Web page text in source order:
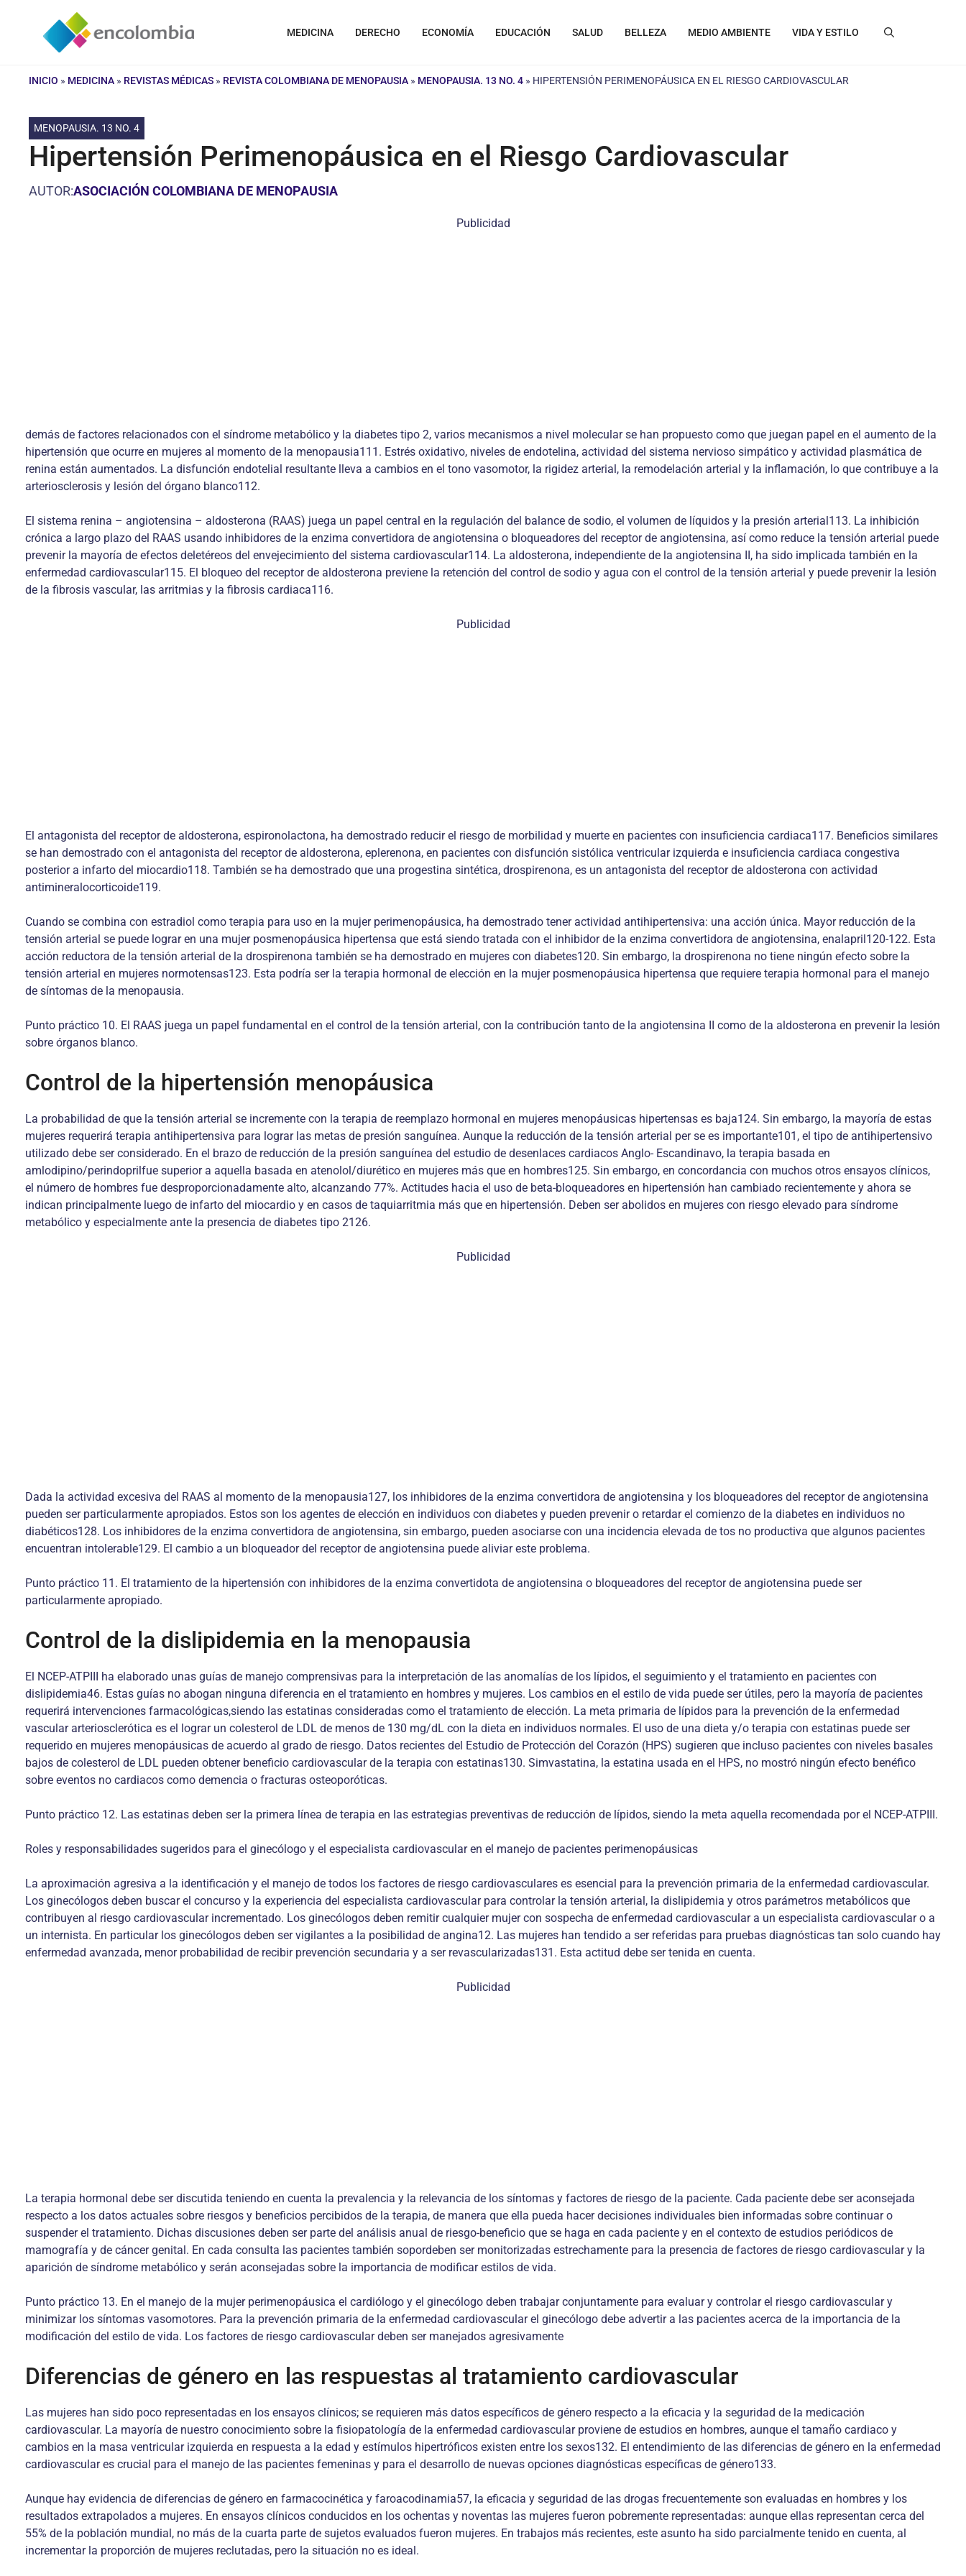
contenido
MEDICINA DERECHO ECONOMÍA EDUCACIÓN SALUD BELLEZA MEDIO AMBIENTE VIDA Y ESTILO
INICIO » MEDICINA » REVISTAS MÉDICAS » REVISTA COLOMBIANA DE MENOPAUSIA » MENOPAUSIA. 13 NO. 4 » HIPERTENSIÓN PERIMENOPÁUSICA EN EL RIESGO CARDIOVASCULAR
MENOPAUSIA. 13 NO. 4
Hipertensión Perimenopáusica en el Riesgo Cardiovascular
AUTOR:ASOCIACIÓN COLOMBIANA DE MENOPAUSIA
Publicidad
demás de factores relacionados con el síndrome metabólico y la diabetes tipo 2, varios mecanismos a nivel molecular se han propuesto como que juegan papel en el aumento de la
hipertensión que ocurre en mujeres al momento de la menopausia111. Estrés oxidativo, niveles de endotelina, actividad del sistema nervioso simpático y actividad plasmática de
renina están aumentados. La disfunción endotelial resultante lleva a cambios en el tono vasomotor, la rigidez arterial, la remodelación arterial y la inflamación, lo que contribuye a la
arteriosclerosis y lesión del órgano blanco112.
El sistema renina – angiotensina – aldosterona (RAAS) juega un papel central en la regulación del balance de sodio, el volumen de líquidos y la presión arterial113. La inhibición
crónica a largo plazo del RAAS usando inhibidores de la enzima convertidora de angiotensina o bloqueadores del receptor de angiotensina, así como reduce la tensión arterial puede
prevenir la mayoría de efectos deletéreos del envejecimiento del sistema cardiovascular114. La aldosterona, independiente de la angiotensina II, ha sido implicada también en la
enfermedad cardiovascular115. El bloqueo del receptor de aldosterona previene la retención del control de sodio y agua con el control de la tensión arterial y puede prevenir la lesión
de la fibrosis vascular, las arritmias y la fibrosis cardiaca116.
Publicidad
El antagonista del receptor de aldosterona, espironolactona, ha demostrado reducir el riesgo de morbilidad y muerte en pacientes con insuficiencia cardiaca117. Beneficios similares
se han demostrado con el antagonista del receptor de aldosterona, eplerenona, en pacientes con disfunción sistólica ventricular izquierda e insuficiencia cardiaca congestiva
posterior a infarto del miocardio118. También se ha demostrado que una progestina sintética, drospirenona, es un antagonista del receptor de aldosterona con actividad
antimineralocorticoide119.
Cuando se combina con estradiol como terapia para uso en la mujer perimenopáusica, ha demostrado tener actividad antihipertensiva: una acción única. Mayor reducción de la
tensión arterial se puede lograr en una mujer posmenopáusica hipertensa que está siendo tratada con el inhibidor de la enzima convertidora de angiotensina, enalapril120-122. Esta
acción reductora de la tensión arterial de la drospirenona también se ha demostrado en mujeres con diabetes120. Sin embargo, la drospirenona no tiene ningún efecto sobre la
tensión arterial en mujeres normotensas123. Esta podría ser la terapia hormonal de elección en la mujer posmenopáusica hipertensa que requiere terapia hormonal para el manejo
de síntomas de la menopausia.
Punto práctico 10. El RAAS juega un papel fundamental en el control de la tensión arterial, con la contribución tanto de la angiotensina II como de la aldosterona en prevenir la lesión
sobre órganos blanco.
Control de la hipertensión menopáusica
La probabilidad de que la tensión arterial se incremente con la terapia de reemplazo hormonal en mujeres menopáusicas hipertensas es baja124. Sin embargo, la mayoría de estas
mujeres requerirá terapia antihipertensiva para lograr las metas de presión sanguínea. Aunque la reducción de la tensión arterial per se es importante101, el tipo de antihipertensivo
utilizado debe ser considerado. En el brazo de reducción de la presión sanguínea del estudio de desenlaces cardiacos Anglo- Escandinavo, la terapia basada en
amlodipino/perindoprilfue superior a aquella basada en atenolol/diurético en mujeres más que en hombres125. Sin embargo, en concordancia con muchos otros ensayos clínicos,
el número de hombres fue desproporcionadamente alto, alcanzando 77%. Actitudes hacia el uso de beta-bloqueadores en hipertensión han cambiado recientemente y ahora se
indican principalmente luego de infarto del miocardio y en casos de taquiarritmia más que en hipertensión. Deben ser abolidos en mujeres con riesgo elevado para síndrome
metabólico y especialmente ante la presencia de diabetes tipo 2126.
Publicidad
Dada la actividad excesiva del RAAS al momento de la menopausia127, los inhibidores de la enzima convertidora de angiotensina y los bloqueadores del receptor de angiotensina
pueden ser particularmente apropiados. Estos son los agentes de elección en individuos con diabetes y pueden prevenir o retardar el comienzo de la diabetes en individuos no
diabéticos128. Los inhibidores de la enzima convertidora de angiotensina, sin embargo, pueden asociarse con una incidencia elevada de tos no productiva que algunos pacientes
encuentran intolerable129. El cambio a un bloqueador del receptor de angiotensina puede aliviar este problema.
Punto práctico 11. El tratamiento de la hipertensión con inhibidores de la enzima convertidota de angiotensina o bloqueadores del receptor de angiotensina puede ser
particularmente apropiado.
Control de la dislipidemia en la menopausia
El NCEP-ATPIII ha elaborado unas guías de manejo comprensivas para la interpretación de las anomalías de los lípidos, el seguimiento y el tratamiento en pacientes con
dislipidemia46. Estas guías no abogan ninguna diferencia en el tratamiento en hombres y mujeres. Los cambios en el estilo de vida puede ser útiles, pero la mayoría de pacientes
requerirá intervenciones farmacológicas,siendo las estatinas consideradas como el tratamiento de elección. La meta primaria de lípidos para la prevención de la enfermedad
vascular arteriosclerótica es el lograr un colesterol de LDL de menos de 130 mg/dL con la dieta en individuos normales. El uso de una dieta y/o terapia con estatinas puede ser
requerido en mujeres menopáusicas de acuerdo al grado de riesgo. Datos recientes del Estudio de Protección del Corazón (HPS) sugieren que incluso pacientes con niveles basales
bajos de colesterol de LDL pueden obtener beneficio cardiovascular de la terapia con estatinas130. Simvastatina, la estatina usada en el HPS, no mostró ningún efecto benéfico
sobre eventos no cardiacos como demencia o fracturas osteoporóticas.
Punto práctico 12. Las estatinas deben ser la primera línea de terapia en las estrategias preventivas de reducción de lípidos, siendo la meta aquella recomendada por el NCEP-ATPIII.
Roles y responsabilidades sugeridos para el ginecólogo y el especialista cardiovascular en el manejo de pacientes perimenopáusicas
La aproximación agresiva a la identificación y el manejo de todos los factores de riesgo cardiovasculares es esencial para la prevención primaria de la enfermedad cardiovascular.
Los ginecólogos deben buscar el concurso y la experiencia del especialista cardiovascular para controlar la tensión arterial, la dislipidemia y otros parámetros metabólicos que
contribuyen al riesgo cardiovascular incrementado. Los ginecólogos deben remitir cualquier mujer con sospecha de enfermedad cardiovascular a un especialista cardiovascular o a
un internista. En particular los ginecólogos deben ser vigilantes a la posibilidad de angina12. Las mujeres han tendido a ser referidas para pruebas diagnósticas tan solo cuando hay
enfermedad avanzada, menor probabilidad de recibir prevención secundaria y a ser revascularizadas131. Esta actitud debe ser tenida en cuenta.
Publicidad
La terapia hormonal debe ser discutida teniendo en cuenta la prevalencia y la relevancia de los síntomas y factores de riesgo de la paciente. Cada paciente debe ser aconsejada
respecto a los datos actuales sobre riesgos y beneficios percibidos de la terapia, de manera que ella pueda hacer decisiones individuales bien informadas sobre continuar o
suspender el tratamiento. Dichas discusiones deben ser parte del análisis anual de riesgo-beneficio que se haga en cada paciente y en el contexto de estudios periódicos de
mamografía y de cáncer genital. En cada consulta las pacientes también sopordeben ser monitorizadas estrechamente para la presencia de factores de riesgo cardiovascular y la
aparición de síndrome metabólico y serán aconsejadas sobre la importancia de modificar estilos de vida.
Punto práctico 13. En el manejo de la mujer perimenopáusica el cardiólogo y el ginecólogo deben trabajar conjuntamente para evaluar y controlar el riesgo cardiovascular y
minimizar los síntomas vasomotores. Para la prevención primaria de la enfermedad cardiovascular el ginecólogo debe advertir a las pacientes acerca de la importancia de la
modificación del estilo de vida. Los factores de riesgo cardiovascular deben ser manejados agresivamente
Diferencias de género en las respuestas al tratamiento cardiovascular
Las mujeres han sido poco representadas en los ensayos clínicos; se requieren más datos específicos de género respecto a la eficacia y la seguridad de la medicación
cardiovascular. La mayoría de nuestro conocimiento sobre la fisiopatología de la enfermedad cardiovascular proviene de estudios en hombres, aunque el tamaño cardiaco y
cambios en la masa ventricular izquierda en respuesta a la edad y estímulos hipertróficos existen entre los sexos132. El entendimiento de las diferencias de género en la enfermedad
cardiovascular es crucial para el manejo de las pacientes femeninas y para el desarrollo de nuevas opciones diagnósticas específicas de género133.
Aunque hay evidencia de diferencias de género en farmacocinética y faroacodinamia57, la eficacia y seguridad de las drogas frecuentemente son evaluadas en hombres y los
resultados extrapolados a mujeres. En ensayos clínicos conducidos en los ochentas y noventas las mujeres fueron pobremente representadas: aunque ellas representan cerca del
55% de la población mundial, no más de la cuarta parte de sujetos evaluados fueron mujeres. En trabajos más recientes, este asunto ha sido parcialmente tenido en cuenta, al
incrementar la proporción de mujeres reclutadas, pero la situación no es ideal.